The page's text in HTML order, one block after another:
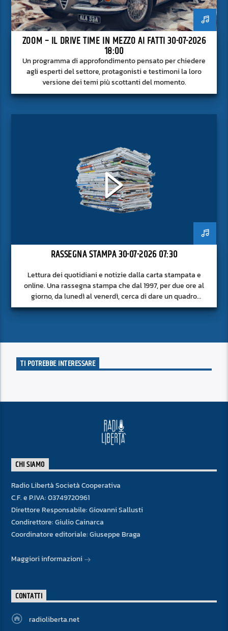
ZOOM – IL DRIVE TIME IN MEZZO AI FATTI 30-07-2026
18:00
Un programma di approfondimento pensato per chiedere
agli esperti del settore, protagonisti e testimoni la loro
versione dei temi più scottanti del momento.
RASSEGNA STAMPA 30-07-2026 07:30
Lettura dei quotidiani e notizie dalla carta stampata e
online. Una rassegna stampa che dal 1997, per due ore al
giorno, da lunedì al venerdì, cerca di dare un quadro
approfondito delle notizie del giorno, senza fermarsi alla
TI POTREBBE INTERESSARE
CHI SIAMO
Radio Libertà Società Cooperativa
C.F. e P.IVA: 03749720961
Direttore Responsabile: Giovanni Sallusti
Condirettore: Giulio Cainarca
Coordinatore editoriale: Giuseppe Braga
Maggiori informazioni
CONTATTI
radioliberta.net